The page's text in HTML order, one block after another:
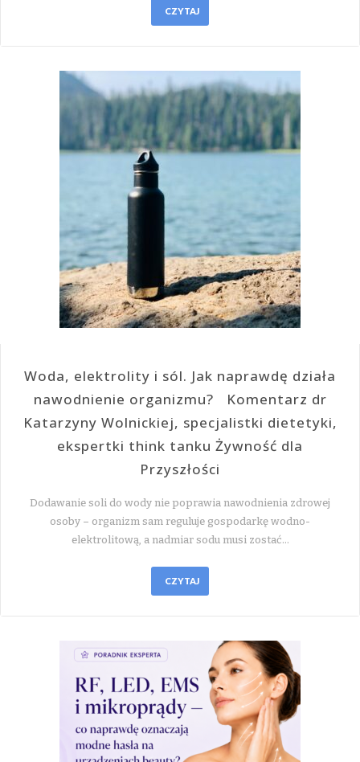
CZYTAJ
Woda, elektrolity i sól. Jak naprawdę działa
nawodnienie organizmu? Komentarz dr
Katarzyny Wolnickiej, specjalistki dietetyki,
ekspertki think tanku Żywność dla
Przyszłości
Dodawanie soli do wody nie poprawia nawodnienia zdrowej
osoby – organizm sam reguluje gospodarkę wodno-
elektrolitową, a nadmiar sodu musi zostać…
CZYTAJ